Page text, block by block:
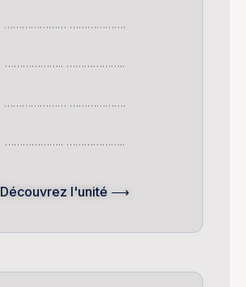
………………… ……………….
……………….. ………………..
………………… ……………….
……………….. ………………..
Découvrez l'unité ⟶